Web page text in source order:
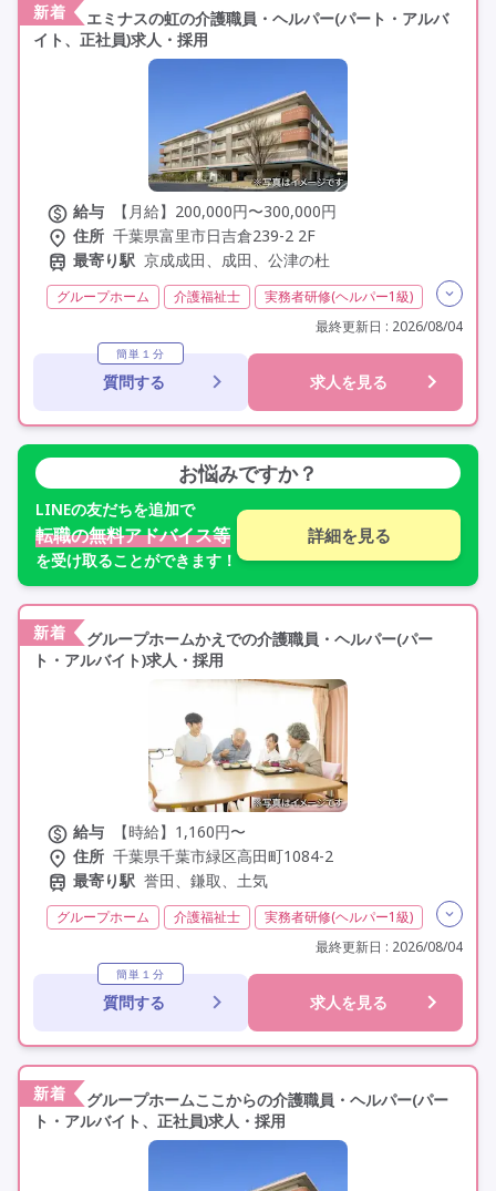
新着
エミナスの虹の介護職員・ヘルパー(パート・アルバ
イト、正社員)求人・採用
給与
【月給】200,000円〜300,000円
住所 千葉県富里市日吉倉239-2 2F
最寄り駅 京成成田、成田、公津の杜
グループホーム 介護福祉士
実務者研修(ヘルパー1級)
夜勤専従
常勤
オープニングスタッフ
オープン3年以内
社会保険完備
交通費支給
年間休日110日以上
最終更新日 : 2026/08/04
簡単１分
質問する 求人を見る
お悩みですか？
LINEの友だちを追加で
転職の無料アドバイス等
を受け取ることができます！
詳細を見る
新着
グループホームかえでの介護職員・ヘルパー(パー
ト・アルバイト)求人・採用
給与
【時給】1,160円〜
住所 千葉県千葉市緑区高田町1084-2
最寄り駅 誉田、鎌取、土気
グループホーム 介護福祉士
実務者研修(ヘルパー1級)
非常勤
学歴不問
未経験歓迎
車通勤可
最終更新日 : 2026/08/04
簡単１分
質問する 求人を見る
新着
グループホームここからの介護職員・ヘルパー(パー
ト・アルバイト、正社員)求人・採用